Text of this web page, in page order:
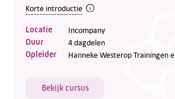
Korte introductie
Locatie Incompany
Duur 4 dagdelen
Opleider Hanneke Westerop Trainingen
Bekijk cursus